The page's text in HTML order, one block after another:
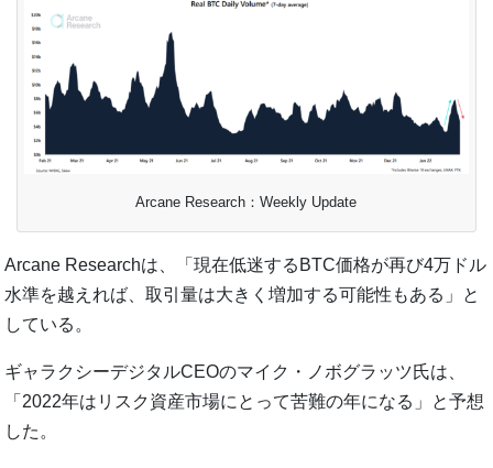
Arcane Research：Weekly Update
Arcane Researchは、「現在低迷するBTC価格が再び4万ドル
水準を越えれば、取引量は大きく増加する可能性もある」と
している。
ギャラクシーデジタルCEOのマイク・ノボグラッツ氏は、
「2022年はリスク資産市場にとって苦難の年になる」と予想
した。